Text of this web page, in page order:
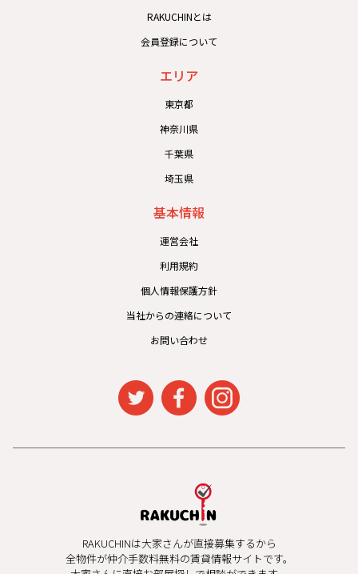
RAKUCHINとは
会員登録について
エリア
東京都
神奈川県
千葉県
埼玉県
基本情報
運営会社
利用規約
個人情報保護方針
当社からの連絡について
お問い合わせ
RAKUCHINは大家さんが直接募集するから
全物件が仲介手数料無料の賃貸情報サイトです。